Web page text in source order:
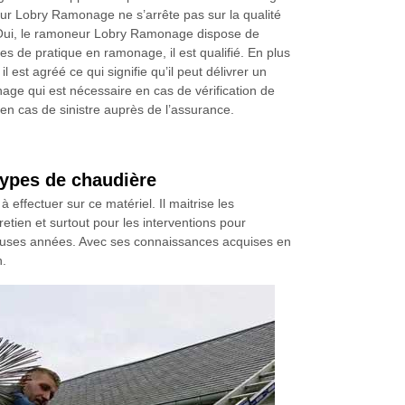
Lobry Ramonage ne s’arrête pas sur la qualité
le ramoneur Lobry Ramonage dispose de
de pratique en ramonage, il est qualifié. En plus
est agréé ce qui signifie qu’il peut délivrer un
qui est nécessaire en cas de vérification de
cas de sinistre auprès de l’assurance.
de chaudière
effectuer sur ce matériel. Il maitrise les
et surtout pour les interventions pour
années. Avec ses connaissances acquises en